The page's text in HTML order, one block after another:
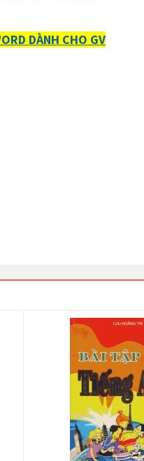
DÀNH CHO GV